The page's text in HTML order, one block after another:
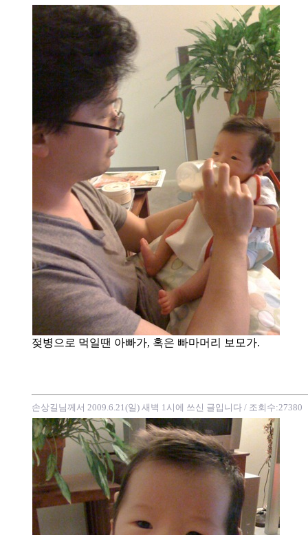
젖병으로 먹일땐 아빠가, 혹은 빠마머리 보모가.
손상길님께서 2009.6.21(일) 새벽 1시에 쓰신 글입니다 / 조회수:27380